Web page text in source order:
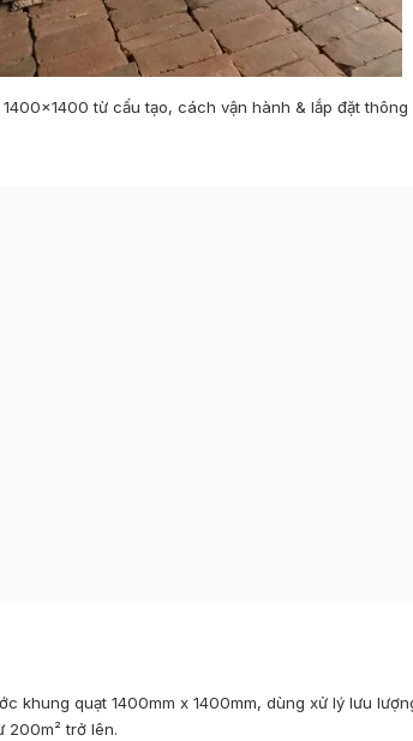
từ cấu tạo, cách vận hành & lắp đặt thông
khung quạt 1400mm x 1400mm, dùng xử lý lưu
200m² trở lên.